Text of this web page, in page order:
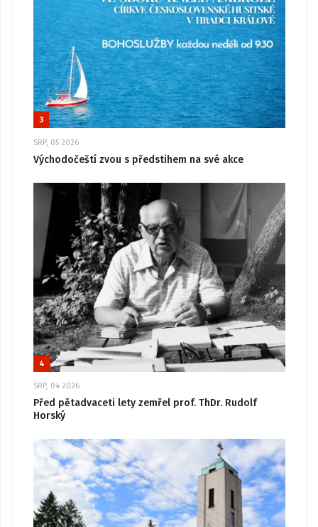
3
SRP, 05 2026
Východočeští zvou s předstihem na své akce
4
SRP, 04 2026
Před pětadvaceti lety zemřel prof. ThDr. Rudolf
Horský